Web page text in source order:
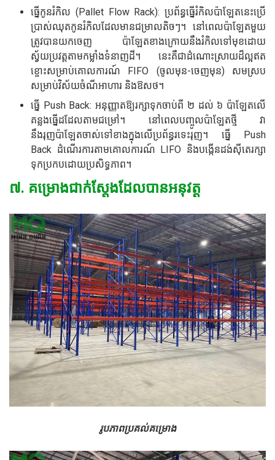
ធ្នើកូនរំកិល (Pallet Flow Rack): ប្រព័ន្ធធ្នើរំកិលប៉ាឡែតនេះប្រើ
ប្រាស់ឈុតកូនរំកិលដែលមានជម្រាលតិចៗ។ នៅពេលប៉ាឡែតមួយ
ត្រូវបានយកចេញ ប៉ាឡែតខាងក្រោយនឹងរំកិលទៅមុខដោយ
ស្វ័យប្រវត្តតាមកម្លាំងទំនាញដី។ នេះគឺជាដំណោះស្រាយដ៏ល្អឥត
ខ្ចោះសម្រាប់គោលការណ៍ FIFO (ចូលមុន-ចេញមុន) សមស្រប
សម្រាប់វិស័យចំណីអាហារ និងឱសថ។
ធ្នើ Push Back: អនុញ្ញាតឱ្យរក្សាទុកចាប់ពី ២ ដល់ ៦ ប៉ាឡែតលើ
គន្លងធ្នើដដែលតាមជម្រៅ។ នៅពេលបញ្ចូលប៉ាឡែតថ្មី វា
នឹងរុញប៉ាឡែតចាស់ទៅខាងក្នុងលើប្រព័ន្ធរទេះរុញ។ ធ្នើ Push
Back ដំណើរការតាមគោលការណ៍ LIFO និងបង្កើនដង់ស៊ីតេរក្សា
ទុកប្រកបដោយប្រសិទ្ធភាព។
៧. គម្រោងជាក់ស្តែងដែលបានអនុវត្ត
រូបភាពប្រគល់គម្រោង